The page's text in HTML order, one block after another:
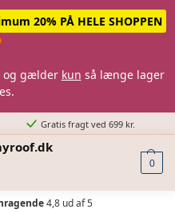
20% PÅ HELE SHOPPEN
og gælder kun så længe lager
Gratis fragt ved 699 kr.
0
4,8 ud af 5